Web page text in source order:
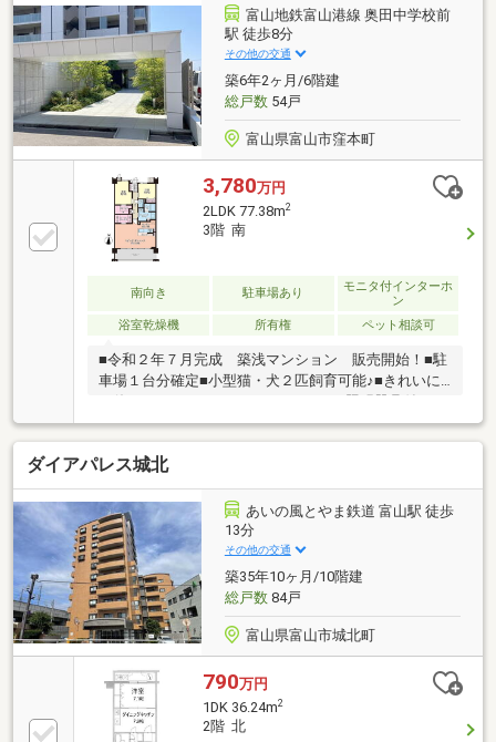
活利便性良好■ペット飼育可（規約による）
富山地鉄富山港線 奥田中学校前
駅 徒歩8分
その他の交通
築6年2ヶ月/6階建
総戸数54戸
富山県富山市窪本町
3,780万円
2LDK 77.38m2
3階 南
南向き 駐車場あり
モニタ付インターホ
ン
浴室乾燥機
所有権 ペット相談可
■令和２年７月完成 築浅マンション 販売開始！■駐
車場１台分確定■小型猫・犬２匹飼育可能♪■きれいに
まだまだ使えます♪
ダイアパレス城北
あいの風とやま鉄道 富山駅 徒歩
13分
その他の交通
築35年10ヶ月/10階建
総戸数84戸
富山県富山市城北町
790万円
1DK 36.24m2
2階 北